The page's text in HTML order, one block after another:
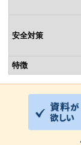
安全対策
特徴